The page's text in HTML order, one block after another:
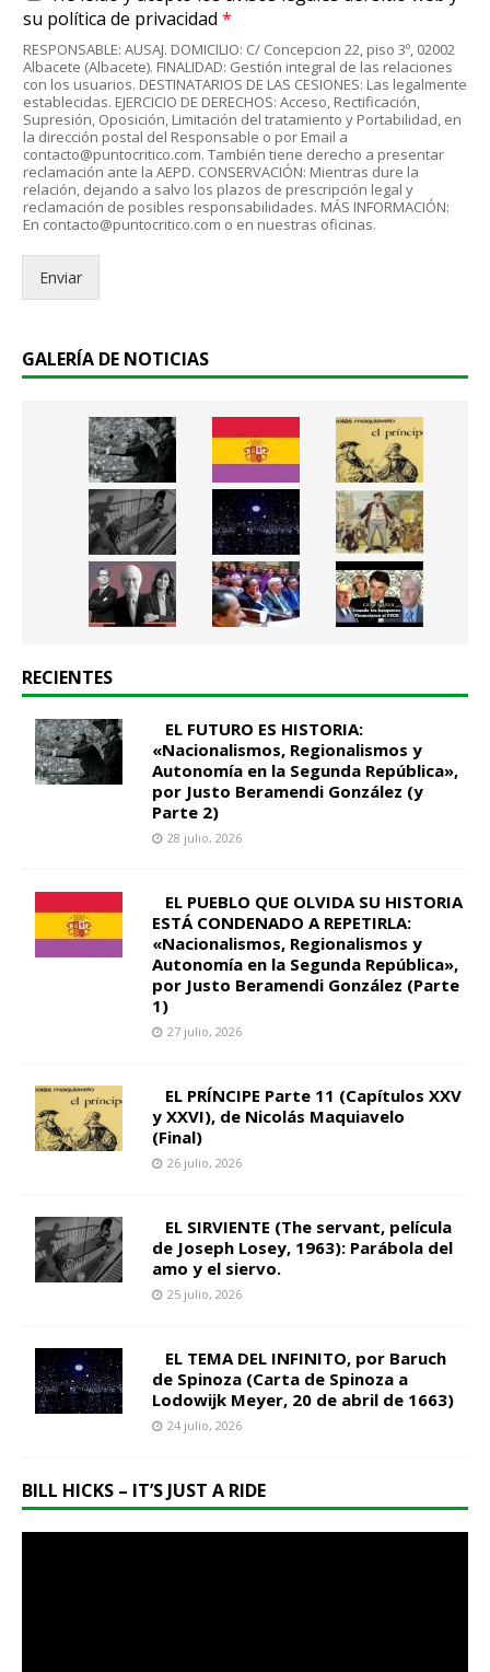
e
o
e
l
e
c
t
r
ó
n
i
c
.
c
e
r
d
o
R
G
P
D
*
su política de privacidad *
RESPONSABLE: AUSAJ. DOMICILIO: C/ Concepcion 22, piso 3º, 02002
Albacete (Albacete). FINALIDAD: Gestión integral de las relaciones
con los usuarios. DESTINATARIOS DE LAS CESIONES: Las legalmente
establecidas. EJERCICIO DE DERECHOS: Acceso, Rectificación,
Supresión, Oposición, Limitación del tratamiento y Portabilidad, en
la dirección postal del Responsable o por Email a
contacto@puntocritico.com. También tiene derecho a presentar
reclamación ante la AEPD. CONSERVACIÓN: Mientras dure la
relación, dejando a salvo los plazos de prescripción legal y
reclamación de posibles responsabilidades. MÁS INFORMACIÓN:
En contacto@puntocritico.com o en nuestras oficinas.
Enviar
GALERÍA DE NOTICIAS
RECIENTES
EL FUTURO ES HISTORIA:
«Nacionalismos, Regionalismos y
Autonomía en la Segunda República»,
por Justo Beramendi González (y
Parte 2)
28 julio, 2026
EL PUEBLO QUE OLVIDA SU HISTORIA
ESTÁ CONDENADO A REPETIRLA:
«Nacionalismos, Regionalismos y
Autonomía en la Segunda República»,
por Justo Beramendi González (Parte
1)
27 julio, 2026
EL PRÍNCIPE Parte 11 (Capítulos XXV
y XXVI), de Nicolás Maquiavelo
(Final)
26 julio, 2026
EL SIRVIENTE (The servant, película
de Joseph Losey, 1963): Parábola del
amo y el siervo.
25 julio, 2026
EL TEMA DEL INFINITO, por Baruch
de Spinoza (Carta de Spinoza a
Lodowijk Meyer, 20 de abril de 1663)
24 julio, 2026
BILL HICKS – IT’S JUST A RIDE